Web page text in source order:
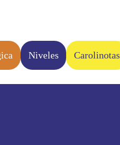
Niveles Carolinotas